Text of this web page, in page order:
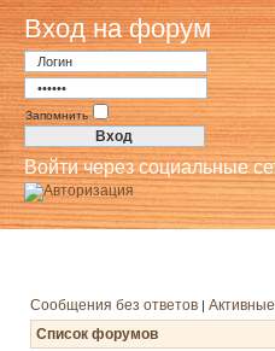
Вход на форум
Запомнить
Войти через социальные
Сообщения без ответов |
Список форумов